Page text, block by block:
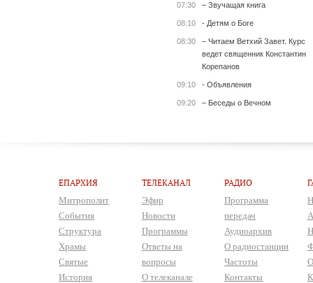
07:30 – Звучащая книга
08:10 - Детям о Боге
08:30
– Читаем Ветхий Завет. Курс
ведет священник Константин
Корепанов
09:10 - Объявления
09:20 – Беседы о Вечном
ЕПАРХИЯ
Митрополит
События
Структура
Храмы
Святые
История
ТЕЛЕКАНАЛ
Эфир
Новости
Программы
Ответы на
вопросы
О телеканале
РАДИО
Программа
передач
Аудиоархив
О радиостанции
Частоты
Контакты